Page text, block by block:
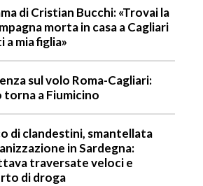
di Cristian Bucchi: «Trovai la
morta in casa a Cagliari
a mia figlia»
sul volo Roma-Cagliari:
torna a Fiumicino
di clandestini, smantellata
in Sardegna:
traversate veloci e
di droga